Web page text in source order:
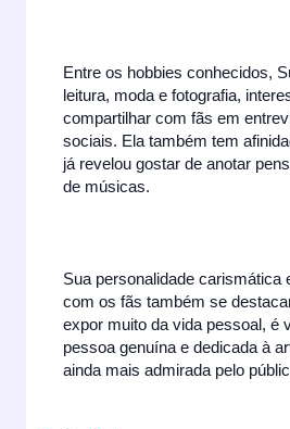
Entre os hobbies conhecidos,
leitura, moda e fotografia,
compartilhar com fãs em
sociais. Ela também tem
já revelou gostar de anotar
de músicas.
Sua personalidade carismática
com os fãs também se
expor muito da vida pessoal, é
pessoa genuína e dedicada à
ainda mais admirada pelo